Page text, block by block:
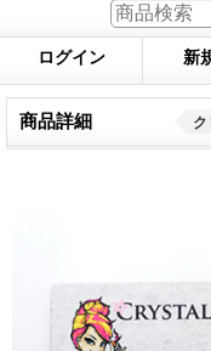
ログイン 新
商品詳細